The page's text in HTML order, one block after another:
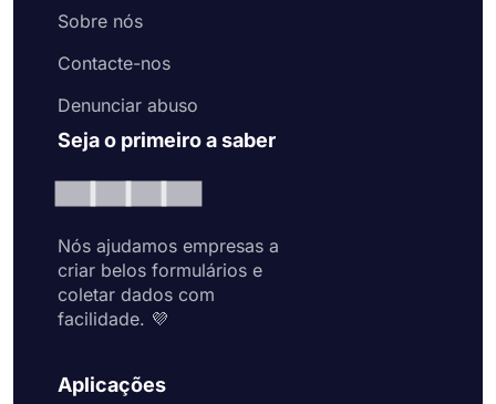
Sobre nós
Contacte-nos
Denunciar abuso
Seja o primeiro a saber
Nós ajudamos empresas a
criar belos formulários e
coletar dados com
facilidade. 💜
Aplicações